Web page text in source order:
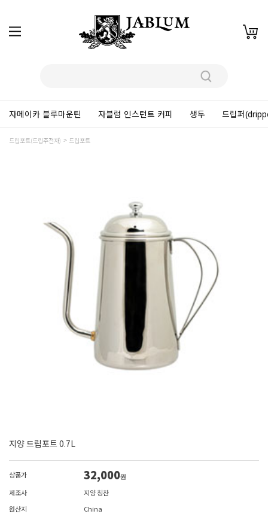
자메이카 블루마운틴 자블럼 인스턴트 커피 생두 드립퍼
드립포트(드립주전자) 드립포트
지양 드립포트 0.7L
상품가 32,000원
제조사
지양 칭찬
원산지
China